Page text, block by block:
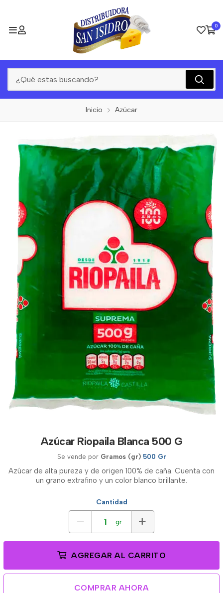
0
Inicio Azúcar
Azúcar Riopaila Blanca 500 G
Se vende por Gramos (gr) 500 Gr
Azúcar de alta pureza y de origen 100% de caña. Cuenta con
un grano extrafino y un color blanco brillante.
Cantidad
gr
AGREGAR AL CARRITO
COMPRAR AHORA